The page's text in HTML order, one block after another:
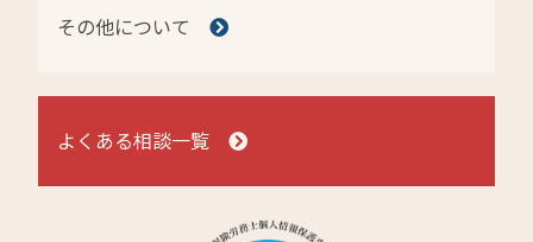
その他について
よくある相談一覧